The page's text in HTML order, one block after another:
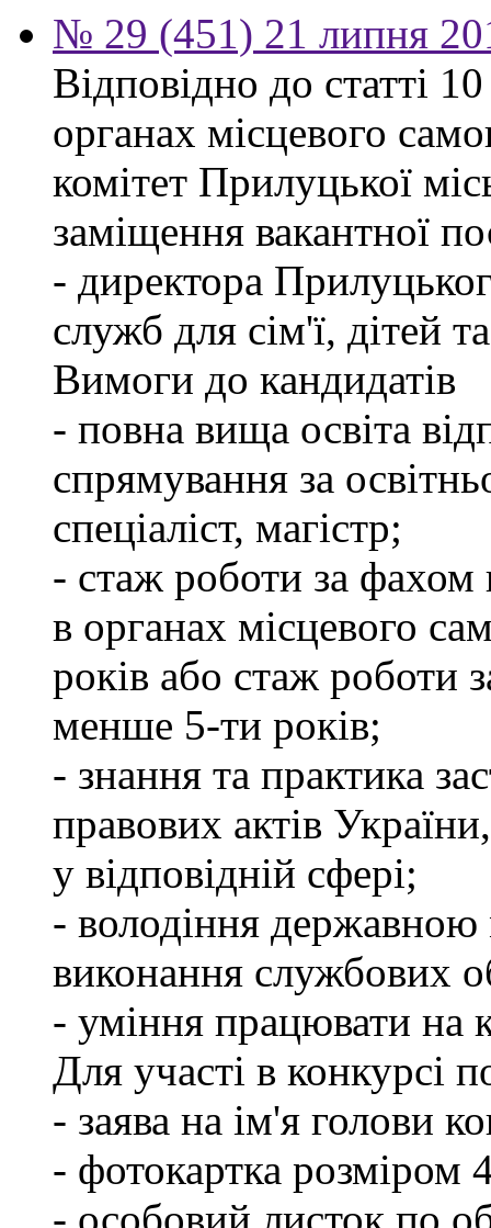
№ 29 (451) 21 липня
Відповідно до статті
органах місцевого
комітет Прилуцької
заміщення вакантної
- директора
служб для сім'ї, дітей
Вимоги до кандидатів
- повна вища освіта
спрямування за
спеціаліст, магістр;
- стаж роботи за фахом
в органах місцевого
років або стаж роботи
менше 5-ти років;
- знання та практика
правових актів
у відповідній сфері;
- володіння державною
виконання службових
- уміння працювати на
Для участі в конкурсі
- заява на ім'я голови
- фотокартка розміром
- особовий листок по